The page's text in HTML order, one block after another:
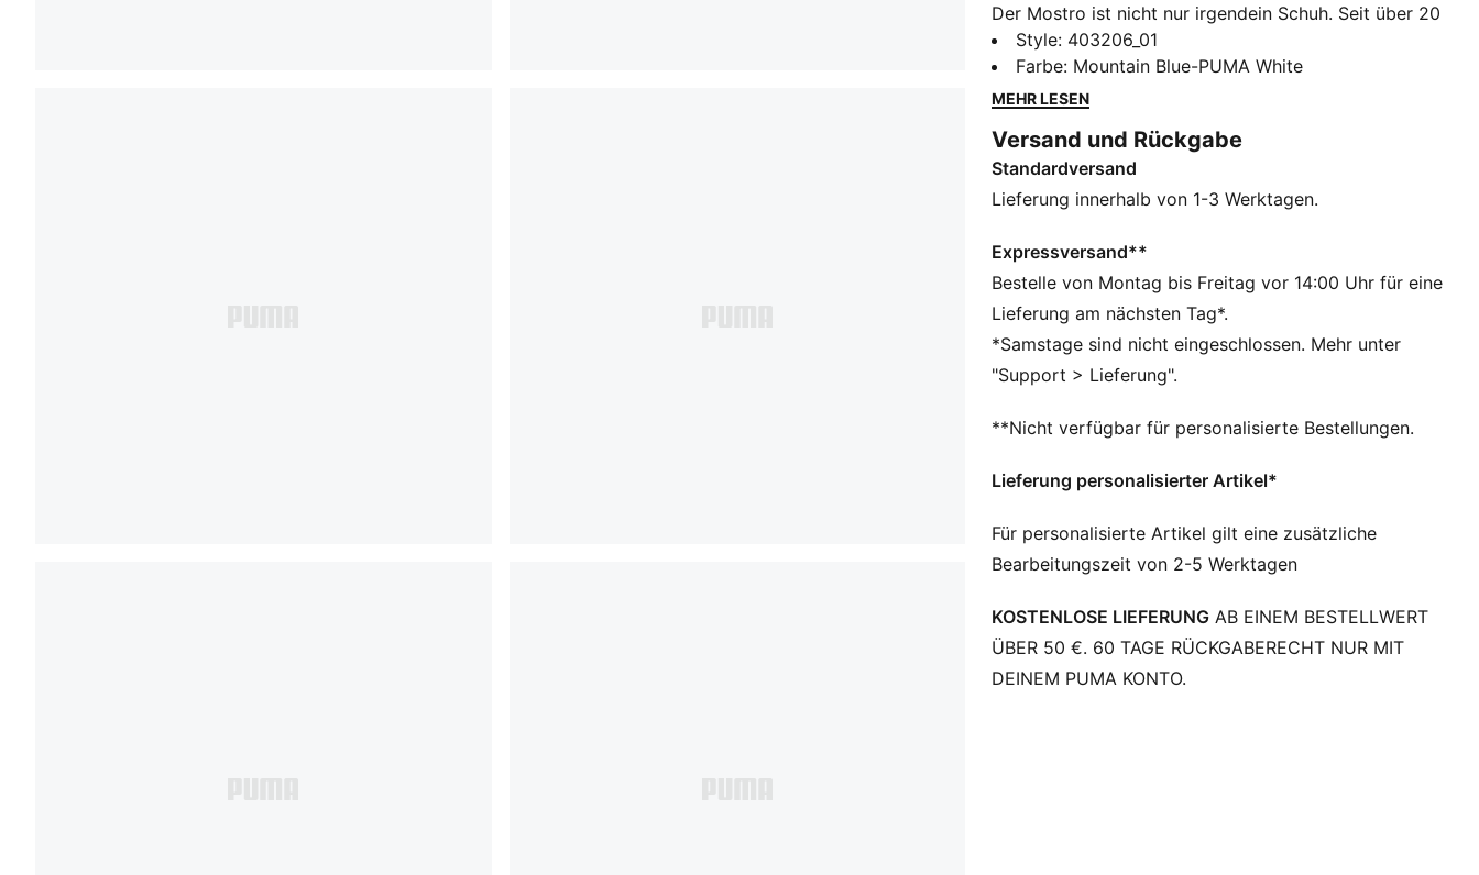
Der Mostro ist nicht nur irgendein Schuh. Seit über 20
Jahren ist er das Go-to für alle, die lieber Regeln
brechen, statt ihnen zu folgen. Der Name ist
Programm: Mostro – italienisch für ‚Monster‘ –
Spikes der 60er mit dem lässigen Vibe von Surf-
Schuhen der 80er. Ein echter Style-Hybrid. Bis heute
sorgt er für Aufsehen – mit seinem
Profil und der futuristischen Spike-Sohle.
FEATURES + VORTEILE
Das Obermaterial der Schuhe besteht zu mindestens
20 % aus recycelten Materialien.
DETAILS
Regular Fit
Elastisches Klettverschlusssystem
Sohle mit Gummispikes als Designdetail
Style: 403206_01
Farbe: Mountain Blue-PUMA White
MEHR LESEN
Versand und Rückgabe
Standardversand
Lieferung innerhalb von 1-3 Werktagen.
Expressversand**
Bestelle von Montag bis Freitag vor 14:00 Uhr für eine
Lieferung am nächsten Tag*.
*Samstage sind nicht eingeschlossen. Mehr unter
"Support > Lieferung".
**Nicht verfügbar für personalisierte Bestellungen.
Lieferung personalisierter Artikel*
Für personalisierte Artikel gilt eine zusätzliche
Bearbeitungszeit von 2-5 Werktagen
KOSTENLOSE LIEFERUNG AB EINEM BESTELLWERT
ÜBER 50 €. 60 TAGE RÜCKGABERECHT NUR MIT
DEINEM PUMA KONTO.